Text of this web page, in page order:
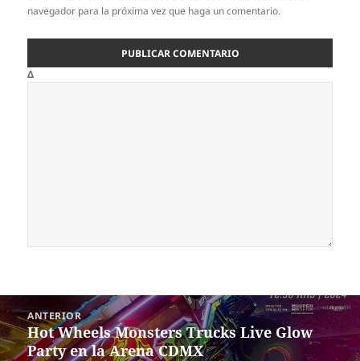
navegador para la próxima vez que haga un comentario.
Δ
de
entradas
ANTERIOR
Entrada
anterior:
Hot Wheels Monsters Trucks Live Glow
Party en la Arena CDMX